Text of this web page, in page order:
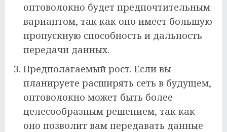
оптоволокно будет предпочтительным
вариантом, так как оно имеет большую
пропускную способность и дальность
передачи данных.
Предполагаемый рост. Если вы
планируете расширять сеть в будущем,
оптоволокно может быть более
целесообразным решением, так как
оно позволит вам передавать данные